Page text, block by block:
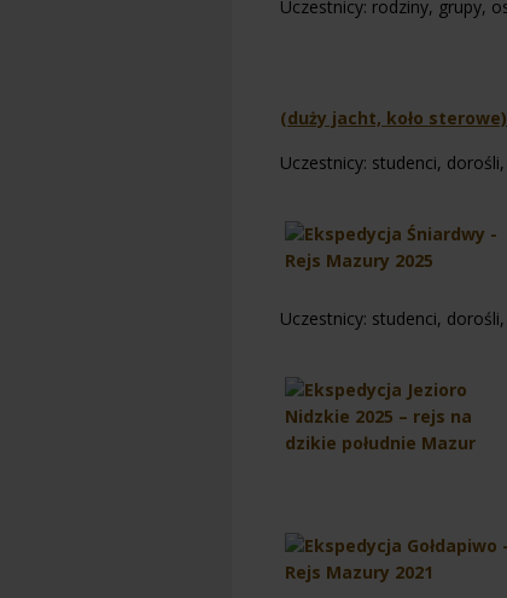
Uczestnicy: rodziny, grupy,
(duży jacht, koło
Uczestnicy: studenci,
Uczestnicy: studenci,